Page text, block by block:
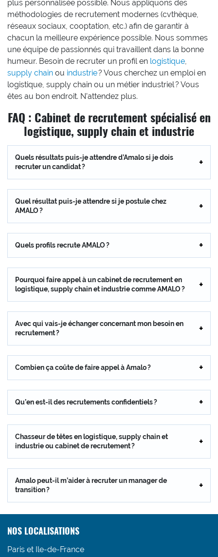
plus personnalisée possible. Nous appliquons des
méthodologies de recrutement modernes (cvthèque,
réseaux sociaux, cooptation, etc.) afin de garantir à
chacun la meilleure expérience possible. Nous sommes
une équipe de passionnés qui travaillent dans la bonne
humeur. Besoin de recruter un profil en logistique
supply chain ou industrie? Vous cherchez un emploi en
logistique, supply chain ou un métier industriel ? Vous
êtes au bon endroit. N’attendez plus.
FAQ : Cabinet de recrutement spécialisé en
logistique, supply chain et industrie
Quels résultats puis-je attendre d’Amalo si je dois
recruter un candidat ?
Quel résultat puis-je attendre si je postule chez
AMALO ?
Quels profils recrute AMALO ?
Pourquoi faire appel à un cabinet de recrutement en
logistique, supply chain et industrie comme AMALO ?
Avec qui vais-je échanger concernant mon besoin en
recrutement ?
Combien ça coûte de faire appel à Amalo ?
Qu’en est-il des recrutements confidentiels ?
Chasseur de têtes en logistique, supply chain et
industrie ou cabinet de recrutement ?
Amalo peut-il m’aider à recruter un manager de
transition ?
NOS LOCALISATIONS
Paris et Ile-de-France